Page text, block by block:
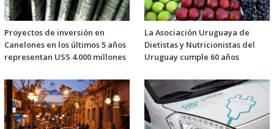
Proyectos de inversión en
Canelones en los últimos 5 años
representan USS 4.000 millones
La Asociación Uruguaya de
Dietistas y Nutricionistas del
Uruguay cumple 60 años